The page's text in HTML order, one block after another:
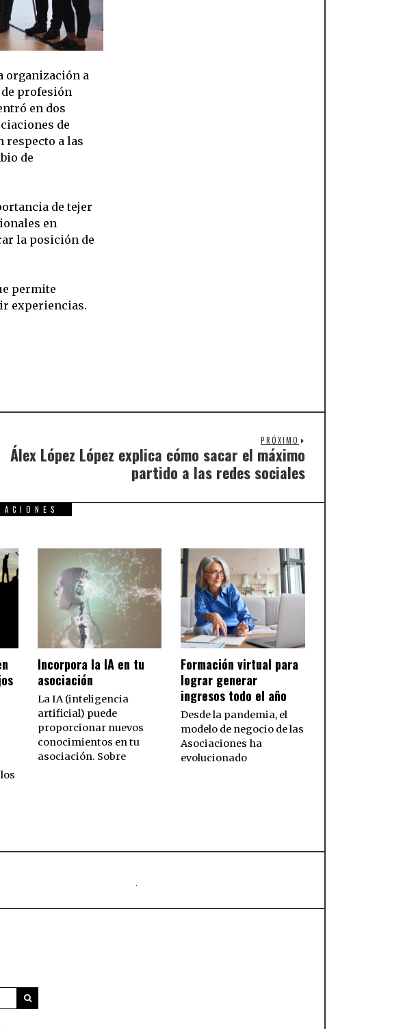
organización a
profesión
en dos
de
respecto a las
de
de tejer
en
la posición de
permite
experiencias.
PRÓXIMO
Álex López López explica cómo sacar el máximo
partido a las redes sociales
Incorpora la IA en tu
asociación
La IA (inteligencia
artificial) puede
proporcionar nuevos
conocimientos en tu
asociación. Sobre
Formación virtual para
lograr generar
ingresos todo el año
Desde la pandemia, el
modelo de negocio de las
Asociaciones ha
evolucionado